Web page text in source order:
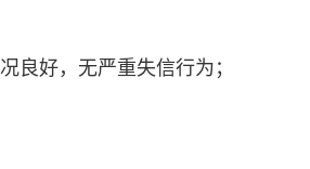
良好，无严重失信行为；